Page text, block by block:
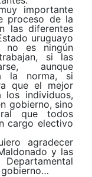
importante
proceso de la
las diferentes
uruguayo
no es ningún
si las
aunque
la norma, si
que el mejor
individuos,
gobierno, sino
que todos
cargo electivo
agradecer
y las
gobierno…